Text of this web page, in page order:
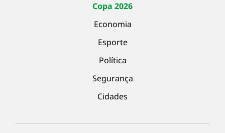
Copa 2026
Economia
Esporte
Política
Segurança
Cidades